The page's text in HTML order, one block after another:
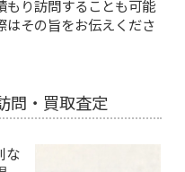
もり訪問することも可能
はその旨をお伝えくださ
問・買取査定
な